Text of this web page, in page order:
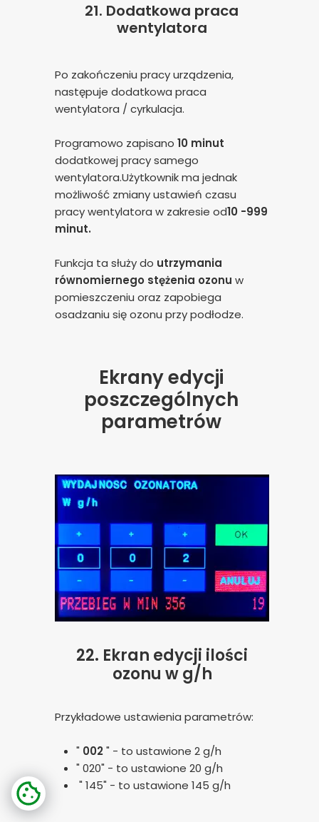
Ekrany edycji
poszczególnych
parametrów
22. Ekran edycji ilości
ozonu w g/h
Przykładowe ustawienia parametrów:
" 002" - to ustawione 2 g/h
" 020" - to ustawione 20 g/h
" 145" - to ustawione 145 g/h
21. Dodatkowa praca
wentylatora
Po zakończeniu pracy urządzenia,
następuje dodatkowa praca
wentylatora / cyrkulacja.
Programowo zapisano 10 minut
dodatkowej pracy samego
wentylatora.Użytkownik ma jednak
możliwość zmiany ustawień czasu
pracy wentylatora w zakresie od10 -999
minut.
Funkcja ta służy do utrzymania
równomiernego stężenia ozonu w
pomieszczeniu oraz zapobiega
osadzaniu się ozonu przy podłodze.